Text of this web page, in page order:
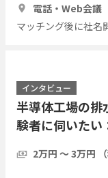
電話・Web会議
マッチング後に社名
インタビュー
半導体工場の排
験者に伺いたい
2万円 〜 3万円 （